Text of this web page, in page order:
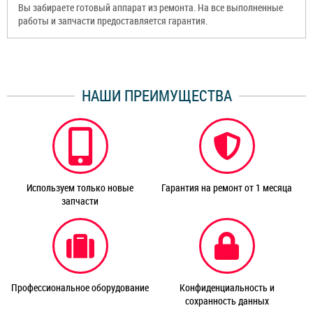
Вы забираете готовый аппарат из ремонта. На все выполненные
работы и запчасти предоставляется гарантия.
НАШИ ПРЕИМУЩЕСТВА
Используем только новые
запчасти
Гарантия на ремонт от 1 месяца
Профессиональное оборудование
Конфиденциальность и
сохранность данных